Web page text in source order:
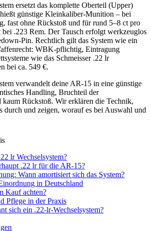
ersetzt das komplette Oberteil (Upper)
günstige Kleinkaliber-Munition – bei
fast ohne Rückstoß und für rund 5–8 ct pro
bei .223 Rem. Der Tausch erfolgt werkzeuglos
Pin. Rechtlich gilt das System wie ein
WBK-pflichtig, Eintragung
wie das Schmeisser .22 lr
bei ca. 549 €.
verwandelt deine AR-15 in eine günstige
Handling, Bruchteil der
Rückstoß. Wir erklären die Technik,
durch und zeigen, worauf es bei Auswahl und
lr Wechselsystem?
.22 lr für die AR-15?
Wann amortisiert sich das System?
in Deutschland
Kauf achten?
Pflege in der Praxis
sich ein .22-lr-Wechselsystem?